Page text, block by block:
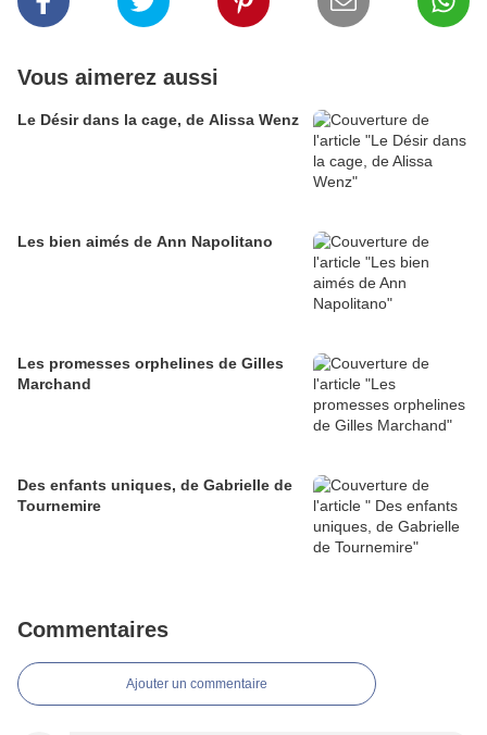
Vous aimerez aussi
Le Désir dans la cage, de Alissa Wenz
Les bien aimés de Ann Napolitano
Les promesses orphelines de Gilles
Marchand
Des enfants uniques, de Gabrielle de
Tournemire
Commentaires
Ajouter un commentaire